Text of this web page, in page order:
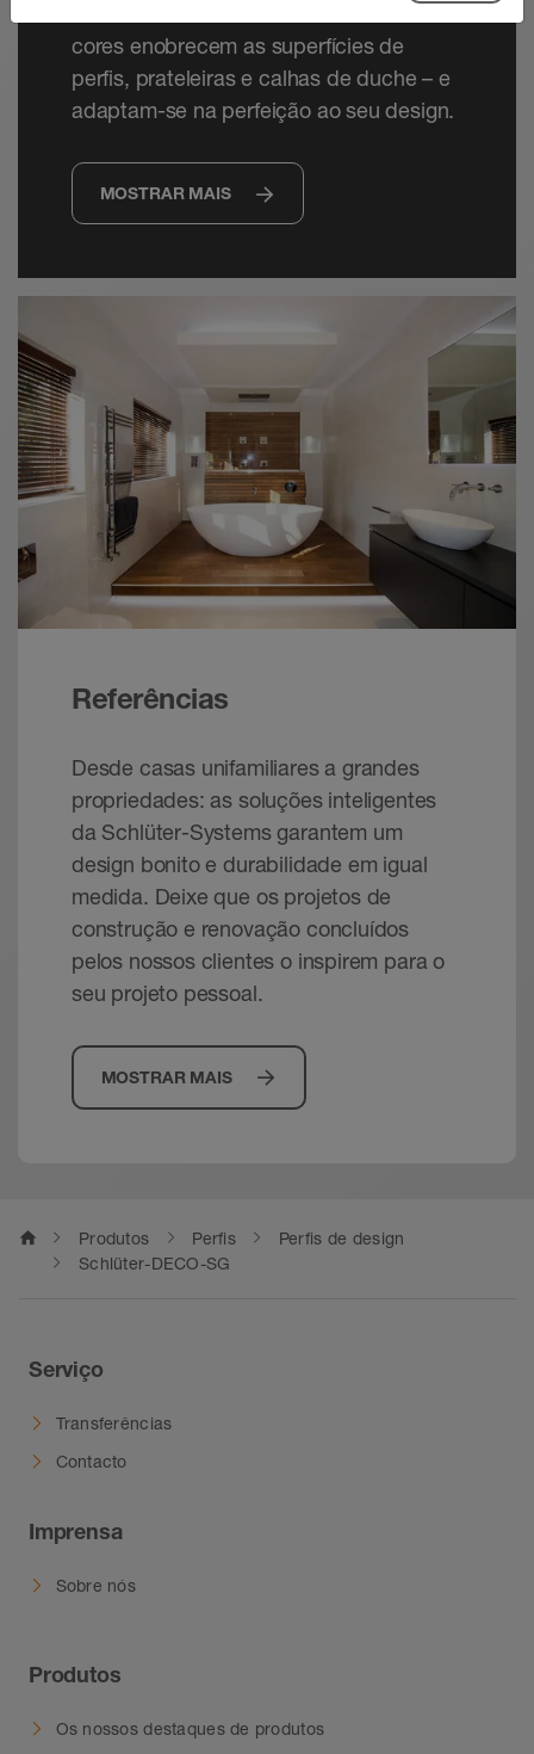
cores enobrecem as superfícies de
perfis, prateleiras e calhas de duche – e
adaptam-se na perfeição ao seu design.
MOSTRAR MAIS
Referências
Desde casas unifamiliares a grandes
propriedades: as soluções inteligentes
da Schlüter-Systems garantem um
design bonito e durabilidade em igual
medida. Deixe que os projetos de
construção e renovação concluídos
pelos nossos clientes o inspirem para o
seu projeto pessoal.
MOSTRAR MAIS
home Produtos Perfis
Perfis de design
Schlüter-DECO-SG
Serviço
Transferências
Contacto
Imprensa
Sobre nós
Produtos
Os nossos destaques de produtos